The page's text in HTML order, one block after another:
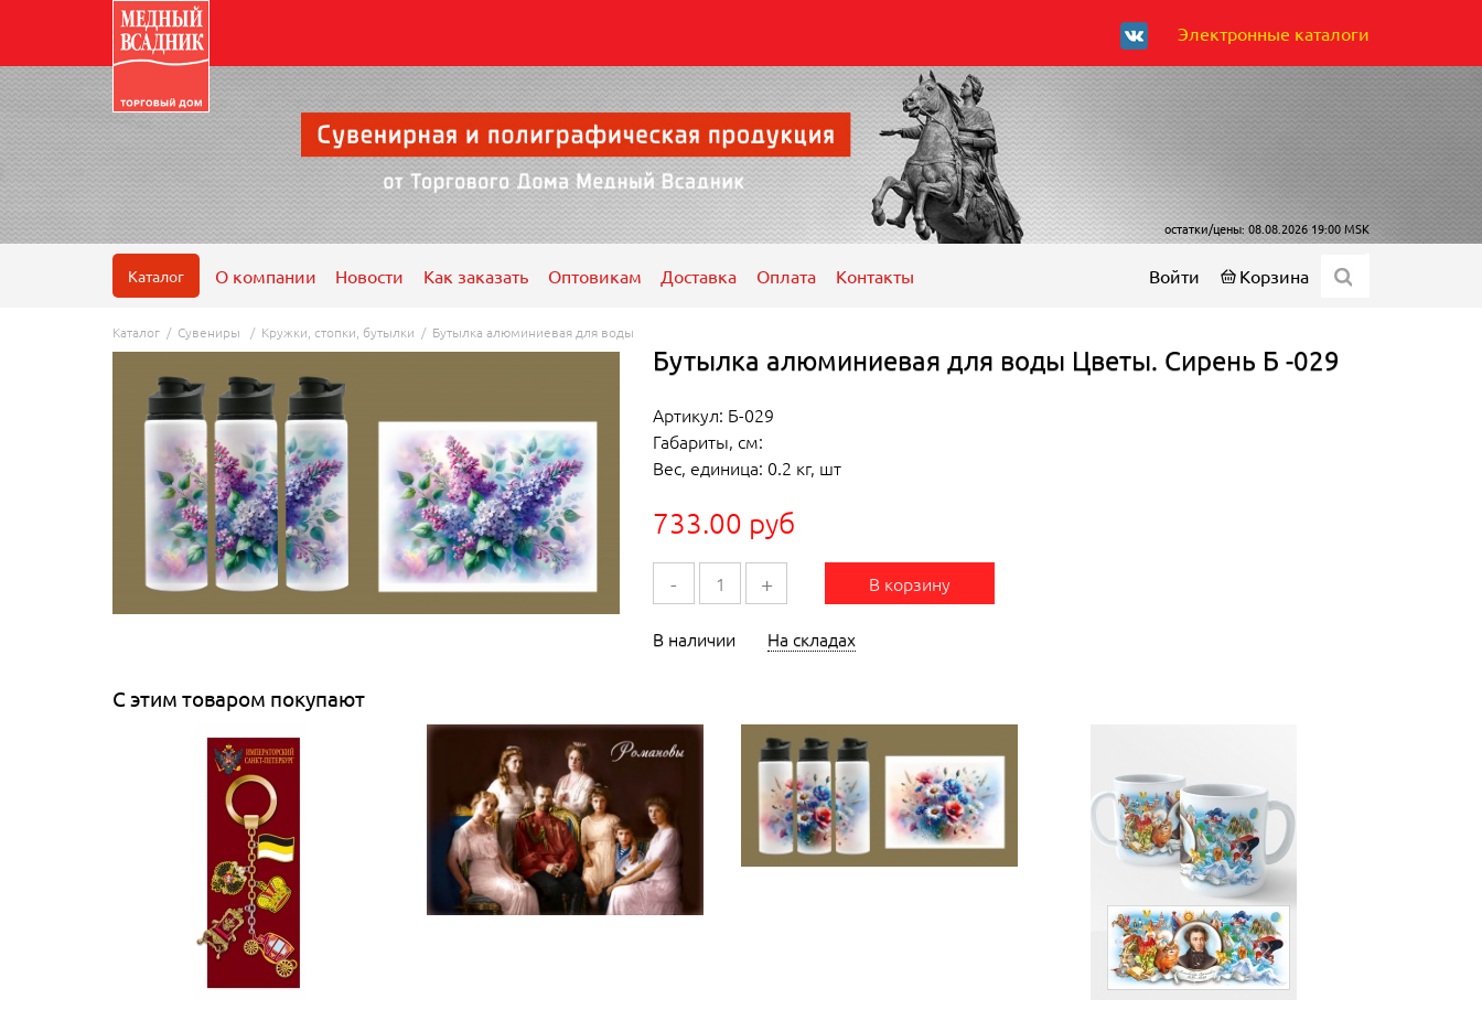
Электронные каталоги
остатки/цены: 08.08.2026 19:00 MSK
Войти Корзина
Каталог О компании Новости Как заказать Оптовикам Доставка Оплата Контакты
Каталог / Сувениры / Кружки, стопки, бутылки / Бутылка алюминиевая для воды
Бутылка алюминиевая для воды Цветы. Сирень Б -029
Артикул: Б-029
Габариты, см:
Вес, единица: 0.2 кг, шт
733.00 руб
- + В корзину
В наличии На складах
С этим товаром покупают